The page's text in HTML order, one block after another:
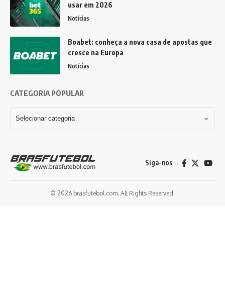
usar em 2026
Notícias
Boabet: conheça a nova casa de apostas que
cresce na Europa
Notícias
CATEGORIA POPULAR
Siga-nos
© 2026 brasfutebol.com. All Rights Reserved.